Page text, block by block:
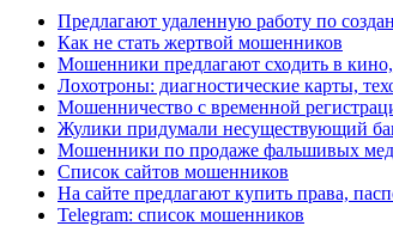
Предлагают удаленную работу по
Как не стать жертвой мошенников
Мошенники предлагают сходить в кино,
Лохотроны: диагностические карты,
Мошенничество с временной
Жулики придумали несуществующий
Мошенники по продаже фальшивых
Список сайтов мошенников
На сайте предлагают купить права,
Telegram: список мошенников